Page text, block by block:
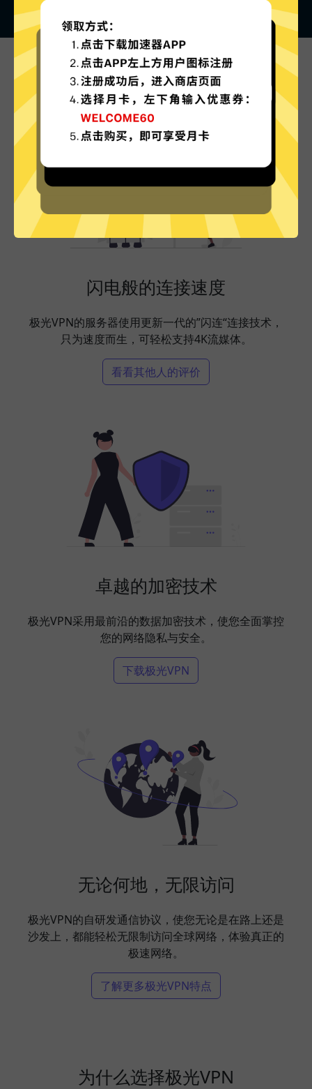
极光VPN的特色
闪电般的连接速度
极光VPN的服务器使用更新一代的”闪连“连接技术，
只为速度而生，可轻松支持4K流媒体。
看看其他人的评价
卓越的加密技术
极光VPN采用最前沿的数据加密技术，使您全面掌控
您的网络隐私与安全。
下载极光VPN
无论何地，无限访问
极光VPN的自研发通信协议，使您无论是在路上还是
沙发上，都能轻松无限制访问全球网络，体验真正的
极速网络。
了解更多极光VPN特点
为什么选择极光VPN